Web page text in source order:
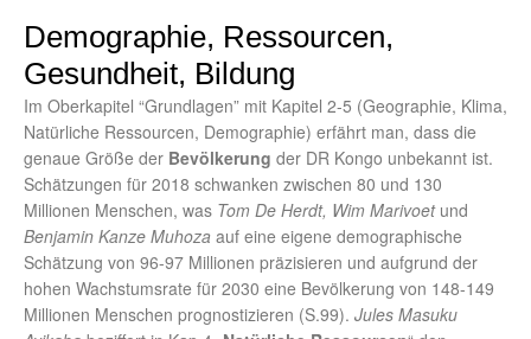
Demographie, Ressourcen,
Gesundheit, Bildung
Im Oberkapitel “Grundlagen” mit Kapitel 2-5 (Geographie, Klima,
Natürliche Ressourcen, Demographie) erfährt man, dass die
genaue Größe der Bevölkerung der DR Kongo unbekannt ist.
Schätzungen für 2018 schwanken zwischen 80 und 130
Millionen Menschen, was Tom De Herdt, Wim Marivoet und
Benjamin Kanze Muhoza auf eine eigene demographische
Schätzung von 96-97 Millionen präzisieren und aufgrund der
hohen Wachstumsrate für 2030 eine Bevölkerung von 148-149
Millionen Menschen prognostizieren (S.99). Jules Masuku